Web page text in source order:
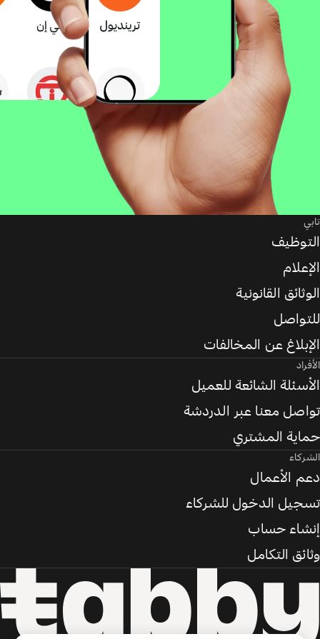
تابي
التوظيف
الإعلام
الوثائق القانونية
للتواصل
الإبلاغ عن المخالفات
الأفراد
الأسئلة الشائعة للعميل
تواصل معنا عبر الدردشة
حماية المشتري
الشركاء
دعم الأعمال
تسجيل الدخول للشركاء
إنشاء حساب
وثائق التكامل